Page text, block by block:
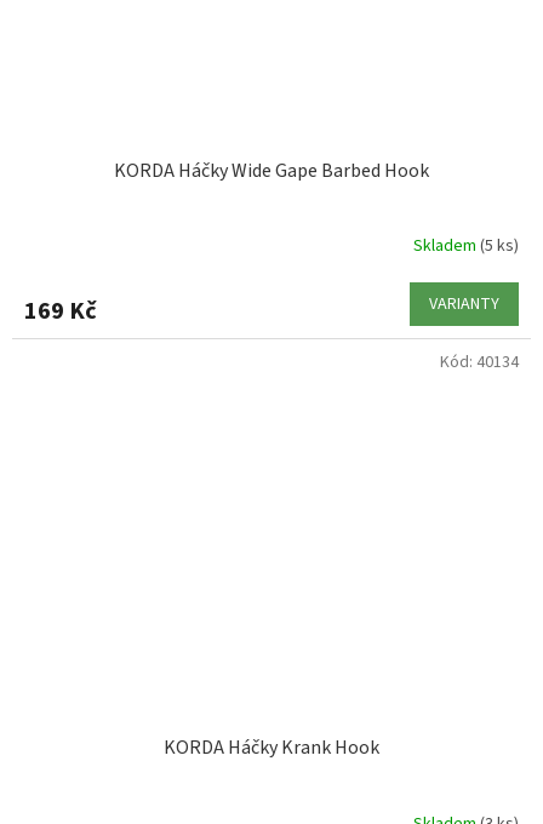
KORDA Háčky Wide Gape Barbed Hook
Skladem (5 ks)
169 Kč VARIANTY
KORDA Háčky Krank Hook
Kód: 40134